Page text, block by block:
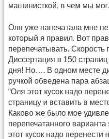
машинисткой, в чем мы
Оля уже напечатала мне
который я правил. Вот
перепечатывать. Скорость
Диссертация в 150
дня! Но…. В одном месте
ручкой обведена пара
“Оля этот кусок надо
страницу и вставить в
Каково же было мое
перепечатанного
этот кусок надо